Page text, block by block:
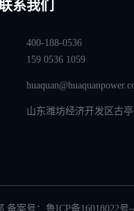
系我们
400-188-0536
159 0536 1059
山东潍坊经济开发区古亭
案号： 鲁ICP备16018022号-